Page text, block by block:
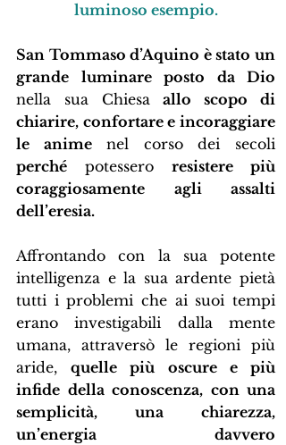
luminoso esempio.
San Tommaso d’Aquino è stato un
grande luminare posto da Dio
nella sua Chiesa allo scopo di
chiarire, confortare e incoraggiare
le anime
perché potessero resistere più
coraggiosamente agli assalti
dell’eresia.
Affrontando con la sua potente
intelligenza e la sua ardente pietà
tutti i problemi che ai suoi tempi
erano investigabili dalla mente
umana, attraversò le regioni più
aride, quelle più oscure e più
infide della conoscenza, con una
semplicità, una chiarezza,
un’energia davvero